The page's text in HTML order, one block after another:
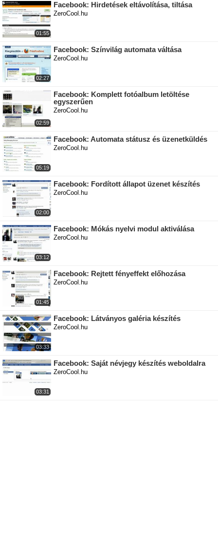
01:55
Facebook: Hirdetések eltávolítása, tiltása
ZeroCool.hu
02:27
Facebook: Színvilág automata váltása
ZeroCool.hu
02:59
Facebook: Komplett fotóalbum letöltése
egyszerűen
ZeroCool.hu
05:19
Facebook: Automata státusz és üzenetküldés
ZeroCool.hu
02:00
Facebook: Fordított állapot üzenet készítés
ZeroCool.hu
03:12
Facebook: Mókás nyelvi modul aktiválása
ZeroCool.hu
01:45
Facebook: Rejtett fényeffekt előhozása
ZeroCool.hu
03:33
Facebook: Látványos galéria készítés
ZeroCool.hu
03:31
Facebook: Saját névjegy készítés weboldalra
ZeroCool.hu